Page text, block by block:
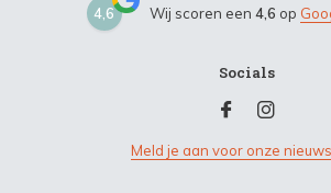
4,6 Wij scoren een 4,6 op
Socials
Meld je aan voor onze